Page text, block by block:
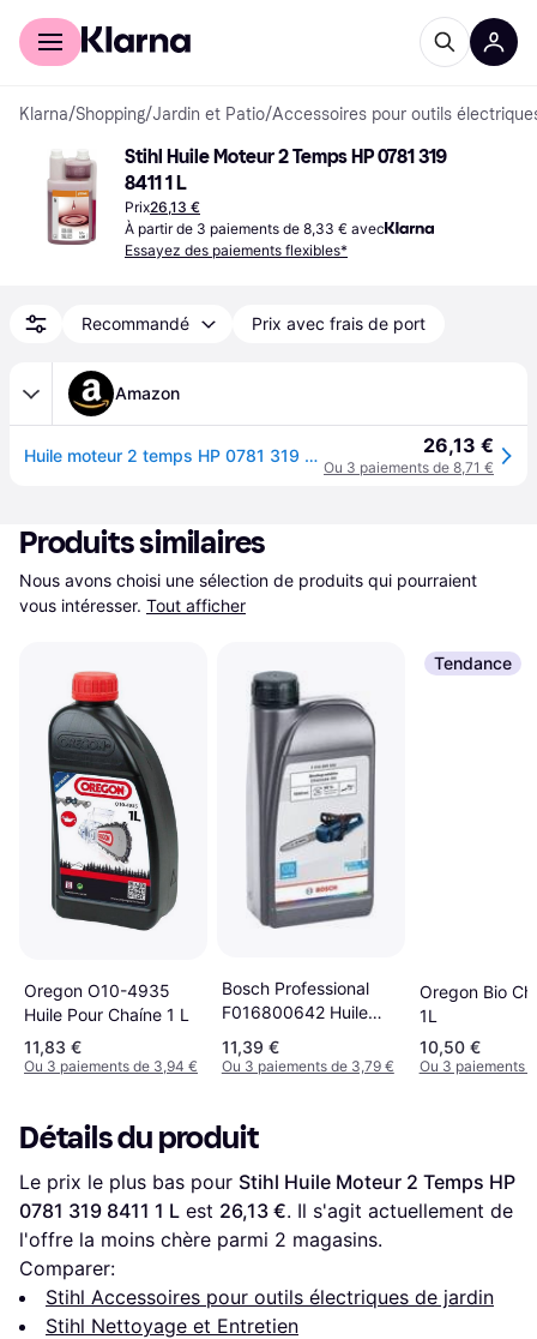
Acheter avec Klarna
Klarna/Shopping/Jardin et Patio/Accessoires pour outils
Stihl Huile Moteur 2 Temps HP 0781 319
8411 1 L
Prix26,13 €
À partir de 3 paiements de 8,33 € avec
Essayez des paiements flexibles*
Recommandé Prix avec frais de port
Amazon
Huile moteur 2 temps HP 0781 319 8411 de 1 l par Stihl 26,13 €
Ou 3 paiements de 8,71 €
Produits similaires
Nous avons choisi une sélection de produits qui pourraient
vous intéresser. Tout afficher
Oregon O10-4935
Huile Pour Chaíne 1 L
11,83 €
Ou 3 paiements de 3,94 €
Bosch Professional
F016800642 Huile
Pour Tronçonneuse
11,39 €
Ou 3 paiements de 3,79 €
Tendance
Oregon Bio
1L
10,50 €
Ou 3 paiements
Détails du produit
Le prix le plus bas pour Stihl Huile Moteur 2 Temps HP
0781 319 8411 1 L est 26,13 €. Il s'agit actuellement de
l'offre la moins chère parmi 2 magasins.
Comparer:
Stihl Accessoires pour outils électriques de jardin
Stihl Nettoyage et Entretien